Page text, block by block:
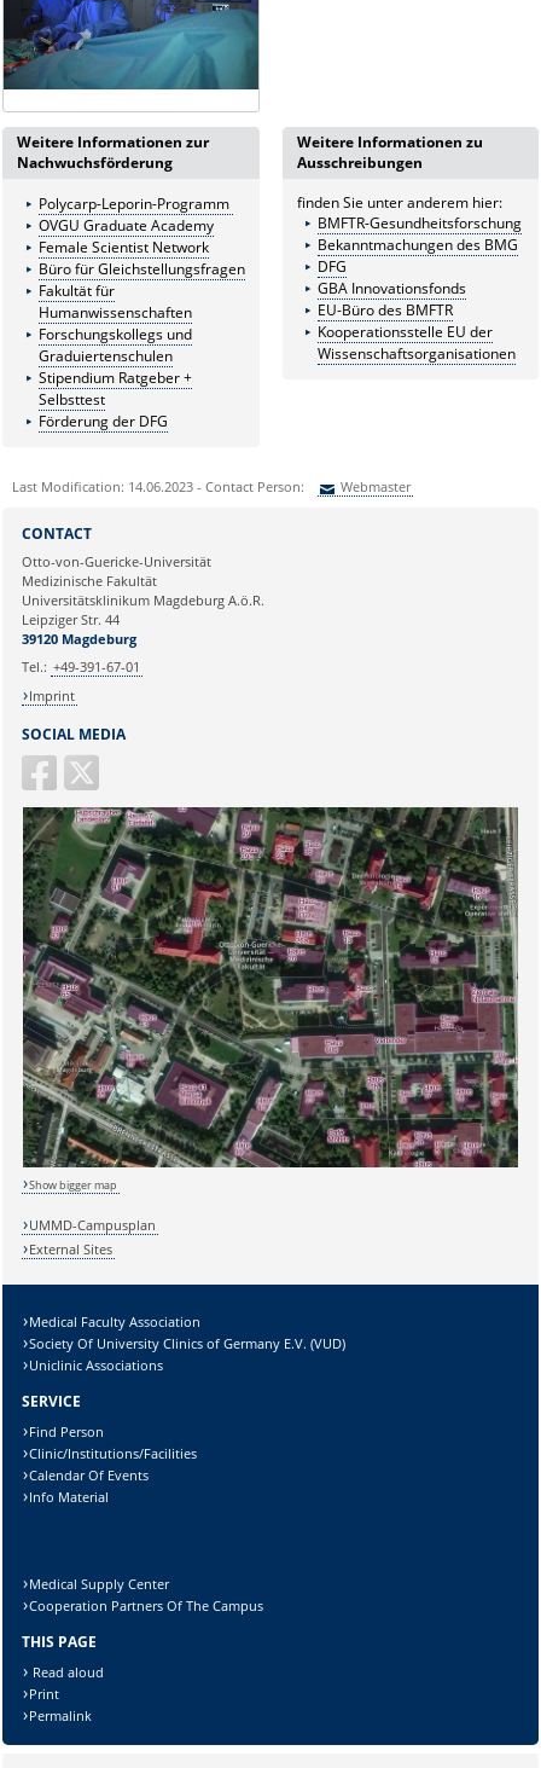
Weitere Informationen zur
Nachwuchsförderung
Polycarp-Leporin-Programm
OVGU Graduate Academy
Female Scientist Network
Büro für Gleichstellungsfragen
Fakultät für
Humanwissenschaften
Forschungskollegs und
Graduiertenschulen
Stipendium Ratgeber +
Selbsttest
Förderung der DFG
Weitere Informationen zu
Ausschreibungen
finden Sie unter anderem hier:
BMFTR-Gesundheitsforschung
Bekanntmachungen des BMG
DFG
GBA Innovationsfonds
EU-Büro des BMFTR
Kooperationsstelle EU der
Wissenschaftsorganisationen
Last Modification: 14.06.2023 - Contact Person: Webmaster
Ihre E-Mailadresse:
Ihr Anliegen:
Sicherheitsabfrage:
Lösung:
SOCIAL MEDIA
CONTACT
Otto-von-Guericke-Universität
Medizinische Fakultät
Universitätsklinikum Magdeburg A.ö.R.
Leipziger Str. 44
39120 Magdeburg
Tel.: +49-391-67-01
Imprint
Show bigger map
UMMD-Campusplan
External Sites
Medical Faculty Association
Society Of University Clinics of Germany E.V. (VUD)
Uniclinic Associations
SERVICE
Find Person
Clinic/Institutions/Facilities
Calendar Of Events
Info Material
Medical Supply Center
Cooperation Partners Of The Campus
THIS PAGE
Read aloud
Print
Permalink